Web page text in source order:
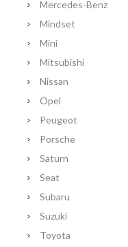
Mercedes-Benz
Mindset
Mini
Mitsubishi
Nissan
Opel
Peugeot
Porsche
Saturn
Seat
Subaru
Suzuki
Toyota